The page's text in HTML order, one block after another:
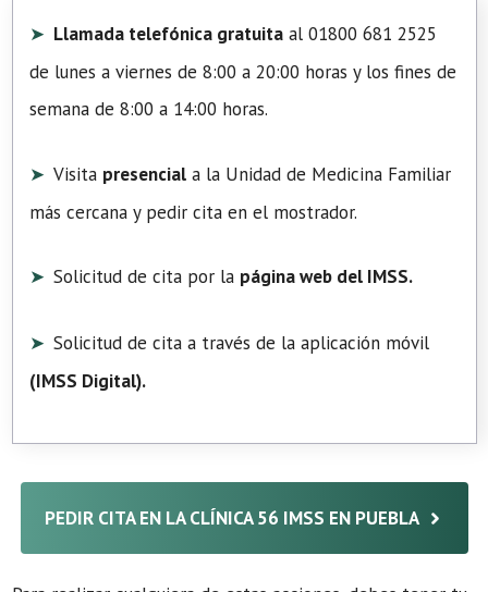
Llamada telefónica gratuita al 01800 681 2525
de lunes a viernes de 8:00 a 20:00 horas y los fines de
semana de 8:00 a 14:00 horas.
Visita presencial a la Unidad de Medicina Familiar
más cercana y pedir cita en el mostrador.
Solicitud de cita por la página web del IMSS.
Solicitud de cita a través de la aplicación móvil
(IMSS Digital).
PEDIR CITA EN LA CLÍNICA 56 IMSS EN PUEBLA